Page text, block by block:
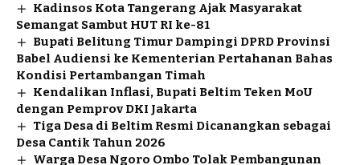
Kadinsos Kota Tangerang Ajak Masyarakat
Semangat Sambut HUT RI ke-81
Bupati Belitung Timur Dampingi DPRD Provinsi
Babel Audiensi ke Kementerian Pertahanan Bahas
Kondisi Pertambangan Timah
Kendalikan Inflasi, Bupati Beltim Teken MoU
dengan Pemprov DKI Jakarta
Tiga Desa di Beltim Resmi Dicanangkan sebagai
Desa Cantik Tahun 2026
Warga Desa Ngoro Ombo Tolak Pembangunan